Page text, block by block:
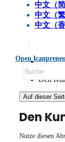
中文（简
中文（繁
中文（香
Open
Den
Auf dieser
Den
Nutze diesen